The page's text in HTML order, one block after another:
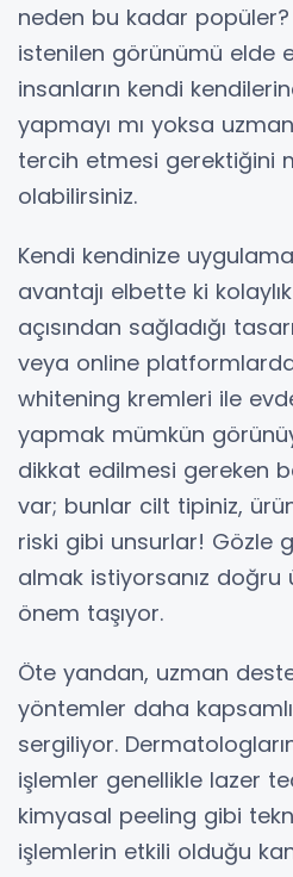
neden bu kadar
istenilen görünümü elde
insanların kendi
yapmayı mı yoksa
tercih etmesi gerektiğini
olabilirsiniz.
Kendi kendinize
avantajı elbette ki
açısından sağladığı
veya online
whitening kremleri ile
yapmak mümkün
dikkat edilmesi gereken
var; bunlar cilt tipiniz,
riski gibi unsurlar! Gözle
almak istiyorsanız
önem taşıyor.
Öte yandan, uzman
yöntemler daha
sergiliyor.
işlemler genellikle lazer
kimyasal peeling gibi
işlemlerin etkili olduğu